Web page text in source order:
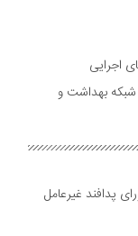
اجرایی
شبکه بهداشت و
پدافند غیرعامل